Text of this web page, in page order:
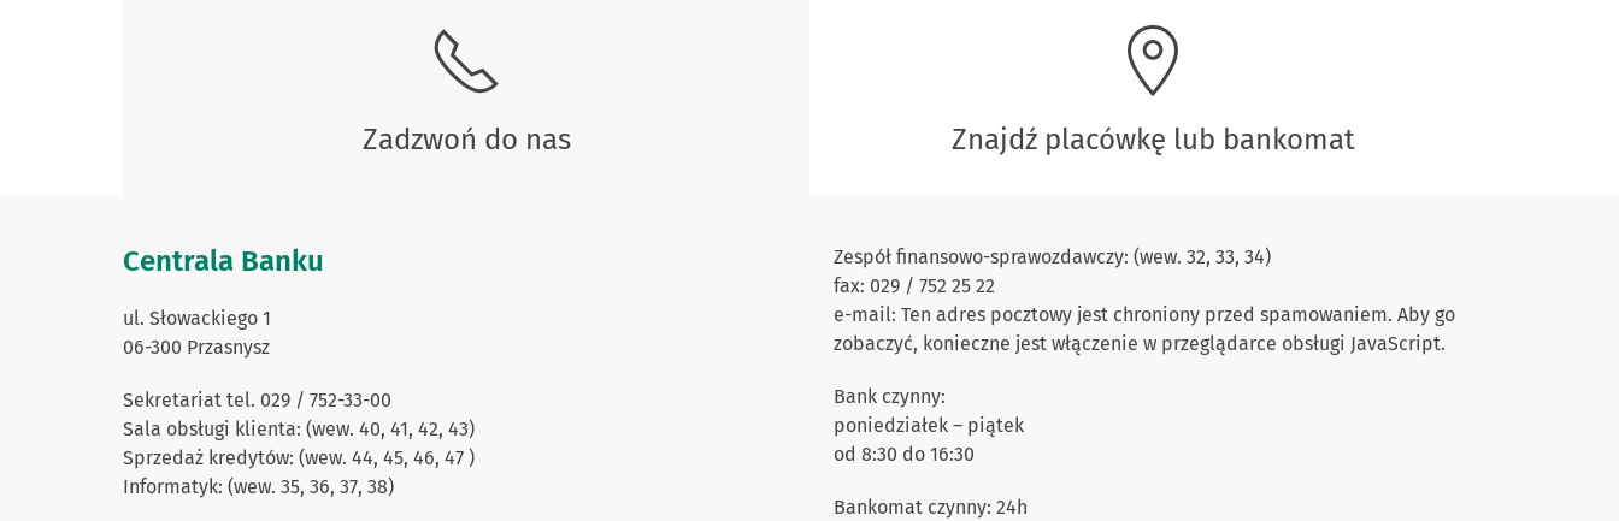
Zadzwoń do nas Znajdź placówkę lub bankomat
Centrala Banku
ul. Słowackiego 1
06-300 Przasnysz
Sekretariat tel. 029 / 752-33-00
Sala obsługi klienta: (wew. 40, 41, 42, 43)
Sprzedaż kredytów: (wew. 44, 45, 46, 47 )
Informatyk: (wew. 35, 36, 37, 38)
Zespół finansowo-sprawozdawczy: (wew. 32, 33, 34)
fax: 029 / 752 25 22
e-mail: Ten adres pocztowy jest chroniony przed spamowaniem. Aby go
zobaczyć, konieczne jest włączenie w przeglądarce obsługi JavaScript.
Bank czynny:
poniedziałek – piątek
od 8:30 do 16:30
Bankomat czynny: 24h